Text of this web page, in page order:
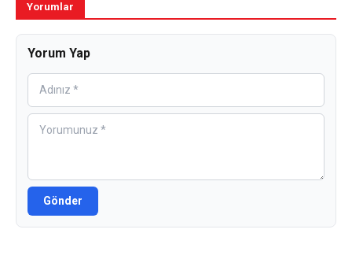
Yorumlar
Yorum Yap
Gönder